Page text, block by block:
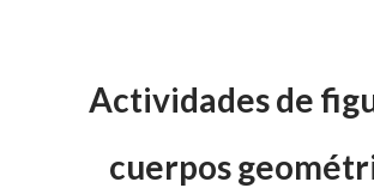
Actividades de
cuerpos